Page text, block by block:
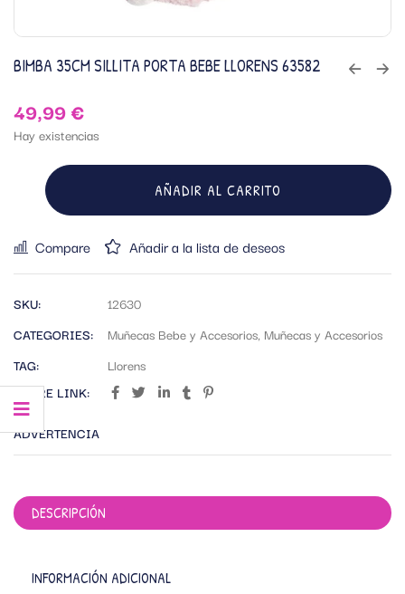
BIMBA 35CM SILLITA PORTA BEBE LLORENS 63582
49,99€
Hay existencias
AÑADIR AL CARRITO
Compare Añadir a la lista de deseos
SKU:
12630
CATEGORIES:
Muñecas Bebe y Accesorios, Muñecas y Accesorios
TAG:
Llorens
SHARE LINK:
ADVERTENCIA
DESCRIPCIÓN
INFORMACIÓN ADICIONAL